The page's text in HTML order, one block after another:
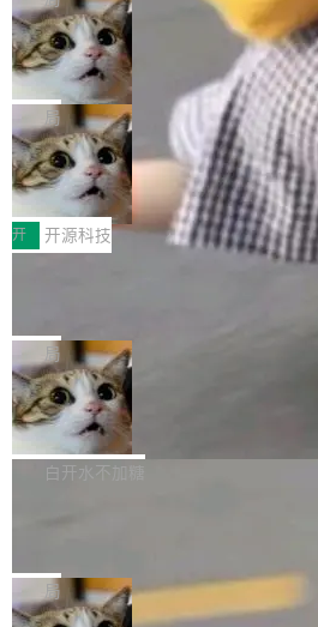
现实 过去两年，CIO们的焦虑清单上多
一是如何让大模型和智能体应用安全地
向生产，二是如何让测试团队跟得上AI
设置，如果用布尔值 + 可空字段来表
ean 表示是否可切换，nullable 的默认
色方案、深色方案——会产生大量无意
合。方案缺了、配置冲突了、全 null 了
哪些组合有效，作者说，你得靠"文档
者部落知识"。 换个写法。Rust 的
变体：Switchable...
个"AI 知识库 + 聊天机器人"——每个大
做，没什么新鲜的。 但 Kenton Varda
r 上把事情说清楚了： 今天我们发布了
re OS，一个带连接器的聊天机器人，
有科技公司做的一样。只不过，实际上
样。这是 Sandstorm.io 的重制版，我
那个创业公司。不同的是，这次它构建
lare Workers 上——我花了九年时间搭
——并且深度集成了 AI。这基本上是我
Deno 团队开源 Celld，可自托管的
布式 Durable Objects
Ryan Dahl 领导的 Deno 团队推出了最
目 Celld，一个能在自己机器上运行
Workers 和 Durable Objects 的守护进
计思路很直接：每个对象是一个独立的
数据库，按名称寻址，复制到你自己的
存储库里。节点之间只通过这个存储
没有控制平面，没有共识协议。每个对
个小型数据库，应用天然按分片构建，
库的竞争和爆炸半径问题在设计层面就
了。 闲置的 cell 会休眠到几乎不占资
l 迁移或唤醒时，新宿主从 S3 恢复
库继续执行。存储库是持久化的唯一真
局
鲁大师7月新机性能/流畅/AI榜：
性能、流畅双第一，三星Galaxy Z
新折叠缺席
2026年7月的手机市场，由于存储等硬
增，手机厂商的日子也不好过啊，新机
放缓，因此硝烟味淡了许多。新机参数
高价的三星折叠（三星Galaxy Z Fold8
Fold8 / Z Flip8）外，其余要么是中低
例如iQOO Z11i、REDMI Note 17、
te 17 Pro、OPPO K15，要么是vivo
样的次旗舰。 Galaxy Z Fold8 Ultra /
Z Flip8三款折叠屏新机均在7月22日发
部搭载骁龙8 Elite Gen5 for Galaxy，
开 开源科技
Zed 编辑器团队发布了新项目
个在 git commit 之间记录每一次编辑
本控制系统。目前处于 Early Access
ltaDB 的核心思路直接写在 landing
眼的位置：「Software is made
mits」——软件是在 commit 之间写出
是把这段空隙补上。 回退到任何一次编
aDB 捕获 commit 之间的每一次操作，
局
SpaceXAI 单季资本开支达 183 亿美
根据风险投资人Tomer Tunguz 博客（
析）披露的最新分析与第二季度业绩报
微软同期总资本开支的四成。 与亚马逊
bet、微软以及 Meta 等传统科技巨头相
白开水不加糖
一个在终端里运行的编程 agent；Muse
1.2，驱动这个 agent 的新模型。一句话
局